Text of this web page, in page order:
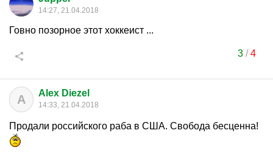
14:27, 21.04.2018
Говно позорное этот хоккеист ...
3/4
A Alex Diezel
14:33, 21.04.2018
Продали российского раба в США. Свобода бесценна!